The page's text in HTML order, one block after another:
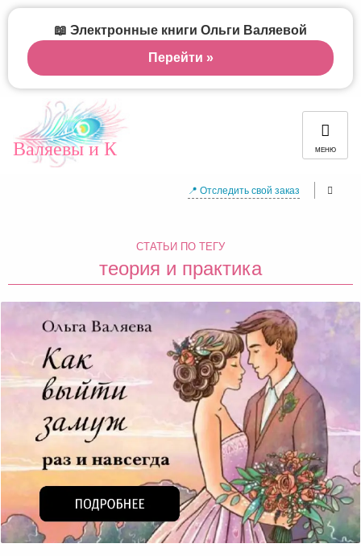
Валяевы и К МЕНЮ
📍 Отследить свой заказ
СТАТЬИ ПО ТЕГУ
теория и практика
📖 Электронные книги Ольги Валяевой
Перейти »